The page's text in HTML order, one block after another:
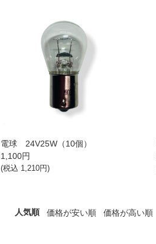
電球 24V25W（10個）
1,100円
(税込 1,210円)
人気順 価格が安い順 価格が高い順